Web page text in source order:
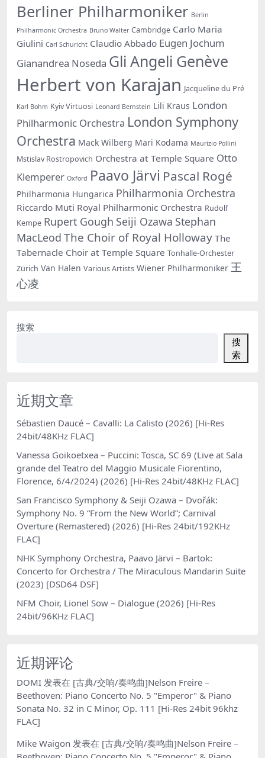
Berliner Philharmoniker Berlin
Philharmonic Orchestra Bruno Walter Cambridge Carlo Maria
Giulini Carl Schuricht Claudio Abbado Eugen Jochum
Gianandrea Noseda Gli Angeli Genève
Herbert von Karajan Jacqueline du Pré
Karl Bohm Kyiv Virtuosi Leonard Bernstein Lili Kraus London
Philharmonic Orchestra London Symphony
Orchestra Mack Wilberg Mari Kodama Maurizio Pollini
Mstislav Rostropovich Orchestra at Temple Square Otto
Klemperer Oxford Paavo Järvi Pascal Rogé
Philharmonia Hungarica Philharmonia Orchestra
Riccardo Muti Royal Philharmonic Orchestra Rudolf
Kempe Rupert Gough Seiji Ozawa Stephan
MacLeod The Choir of Royal Holloway The
Tabernacle Choir at Temple Square Tonhalle-Orchester
Zürich Van Halen Various Artists Wiener Philharmoniker 王
心凌
搜索
搜
索
近期文章
Sébastien Daucé – Cavalli: La Calisto (2026) [Hi-Res
24bit/48KHz FLAC]
Vanessa Goikoetxea – Puccini: Tosca, SC 69 (Live at Sala
grande del Teatro del Maggio Musicale Fiorentino,
Florence, 6/4/2024) (2026) [Hi-Res 24bit/48KHz FLAC]
San Francisco Symphony & Seiji Ozawa – Dvořák:
Symphony No. 9 “From the New World”; Carnival
Overture (Remastered) (2026) [Hi-Res 24bit/192KHz
FLAC]
NHK Symphony Orchestra, Paavo Järvi – Bartok:
Concerto for Orchestra / The Miraculous Mandarin Suite
(2023) [DSD64 DSF]
NFM Choir, Lionel Sow – Dialogue (2026) [Hi-Res
24bit/96KHz FLAC]
近期评论
DOMI 发表在 [古典/交响/奏鸣曲]Nelson Freire –
Beethoven: Piano Concerto No. 5 "Emperor" & Piano
Sonata No. 32 in C Minor, Op. 111 [Hi-Res 24bit 96khz
FLAC]
Mike Waigon 发表在 [古典/交响/奏鸣曲]Nelson Freire –